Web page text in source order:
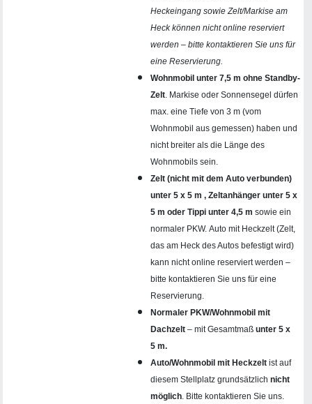
Heckeingang sowie Zelt/Markise am
Heck können nicht online reserviert
werden – bitte kontaktieren Sie uns für
eine Reservierung.
Wohnmobil unter 7,5 m ohne Standby-
Zelt. Markise oder Sonnensegel dürfen
max. eine Tiefe von 3 m (vom
Wohnmobil aus gemessen) haben und
nicht breiter als die Länge des
Wohnmobils sein.
Zelt (nicht mit dem Auto verbunden)
unter 5 x 5 m , Zeltanhänger unter 5 x
5 m oder Tippi unter 4,5 m sowie ein
normaler PKW. Auto mit Heckzelt (Zelt,
das am Heck des Autos befestigt wird)
kann nicht online reserviert werden –
bitte kontaktieren Sie uns für eine
Reservierung.
Normaler PKW/Wohnmobil mit
Dachzelt – mit Gesamtmaß unter 5 x
5 m.
Auto/Wohnmobil mit Heckzelt ist auf
diesem Stellplatz grundsätzlich nicht
möglich. Bitte kontaktieren Sie uns.